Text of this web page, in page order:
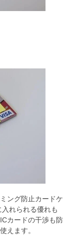
ング防止カードケ
れられる優れも
カードの干渉も防
えます。